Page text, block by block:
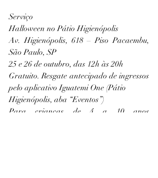
Serviço
Halloween no Pátio Higienópolis
Av. Higienópolis, 618 – Piso Pacaembu,
São Paulo, SP
25 e 26 de outubro, das 12h às 20h
Gratuito. Resgate antecipado de ingressos
pelo aplicativo Iguatemi One (Pátio
Higienópolis, aba “Eventos”)
Para crianças de 4 a 10 anos